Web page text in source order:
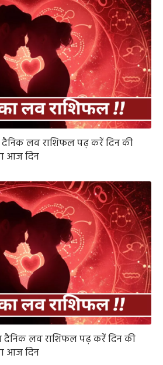
लव राशिफल पढ़ करें दिन की
आज दिन
लव राशिफल पढ़ करें दिन की
आज दिन